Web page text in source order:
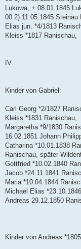
Lukowa, + 08.01.1845
00 2) 11.05.1845
Elias jun. *4/1813
Kleiss *1817 Ranischau,
IV.
Kinder von Gabriel:
Carl Georg *2/1827
Kleiss *1831 Ranischau,
Margaretha *9/1830
16.02.1851 Johann
Catharina *10.01.1838
Ranischau, später
Gottfried *10.02.1840
Jacob *24.11.1841
Maria *10.04.1844
Michael Elias
Andreas 29.12.1850
Kinder von Andreas